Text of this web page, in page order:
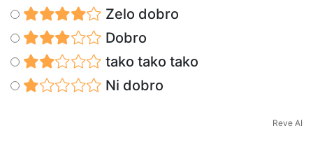
Zelo dobro
Dobro
tako tako tako
Ni dobro
Reve AI